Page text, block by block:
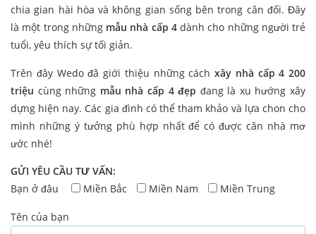
chia gian hài hòa và không gian sống bên trong cân đối. Đây
là một trong những mẫu nhà cấp 4 dành cho những người trẻ
tuổi, yêu thích sự tối giản.
Trên đây Wedo đã giới thiệu những cách xây nhà cấp 4 200
triệu cùng những mẫu nhà cấp 4 đẹp đang là xu hướng xây
dựng hiện nay. Các gia đình có thể tham khảo và lựa chon cho
mình những ý tưởng phù hợp nhất để có được căn nhà mơ
ước nhé!
GỬI YÊU CẦU TƯ VẤN:
Bạn ở đâu
Miền Bắc Miền Nam Miền Trung
Tên của bạn